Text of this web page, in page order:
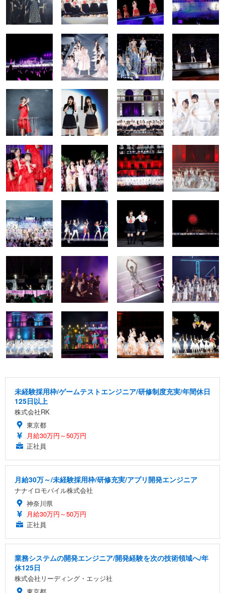
未経験採用枠/ゲームテストエンジニア/研修制度充実/年間休日
125日以上
株式会社RK
東京都
月給30万円～50万円
正社員
月給30万～/未経験採用枠/研修充実/アプリ開発エンジニア
ナナイロモバイル株式会社
神奈川県
月給30万円～50万円
正社員
業務システムの開発エンジニア/開発経験を次の技術領域へ/年
休125日
株式会社リーディング・エッジ社